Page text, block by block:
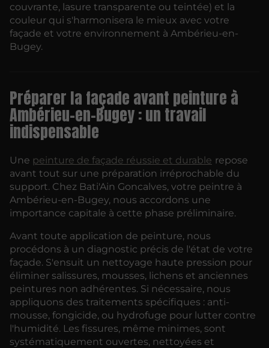
couvrante, lasure transparente ou teintée) et la
couleur qui s'harmonisera le mieux avec votre
façade et votre environnement à Ambérieu-en-
Bugey.
Préparer la façade avant peinture à
Ambérieu-en-Bugey : un travail
indispensable
Une peinture de façade réussie et durable repose
avant tout sur une préparation irréprochable du
support. Chez Bati'Ain Goncalves, votre peintre à
Ambérieu-en-Bugey, nous accordons une
importance capitale à cette phase préliminaire.
Avant toute application de peinture, nous
procédons à un diagnostic précis de l'état de votre
façade. S'ensuit un nettoyage haute pression pour
éliminer salissures, mousses, lichens et anciennes
peintures non adhérentes. Si nécessaire, nous
appliquons des traitements spécifiques : anti-
mousse, fongicide, ou hydrofuge pour lutter contre
l'humidité. Les fissures, même minimes, sont
systématiquement ouvertes, nettoyées et